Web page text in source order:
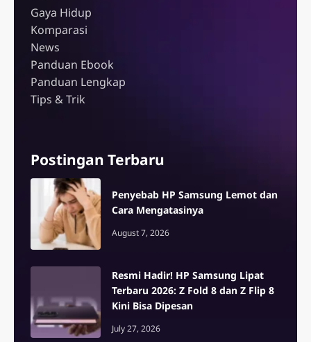
Gaya Hidup
Komparasi
News
Panduan Ebook
Panduan Lengkap
Tips & Trik
Postingan Terbaru
Penyebab HP Samsung Lemot dan
Cara Mengatasinya
August 7, 2026
Resmi Hadir! HP Samsung Lipat
Terbaru 2026: Z Fold 8 dan Z Flip 8
Kini Bisa Dipesan
July 27, 2026